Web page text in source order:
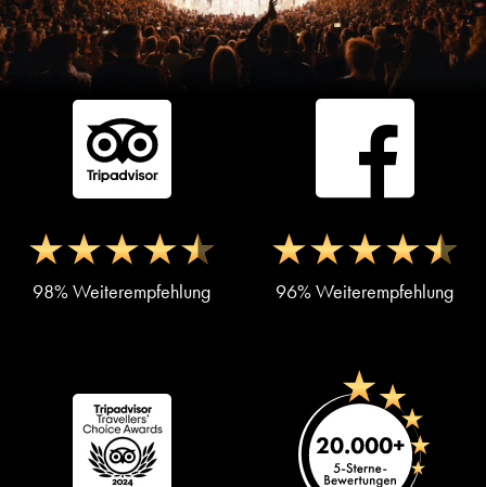
98% Weiterempfehlung 96% Weiterempfehlung